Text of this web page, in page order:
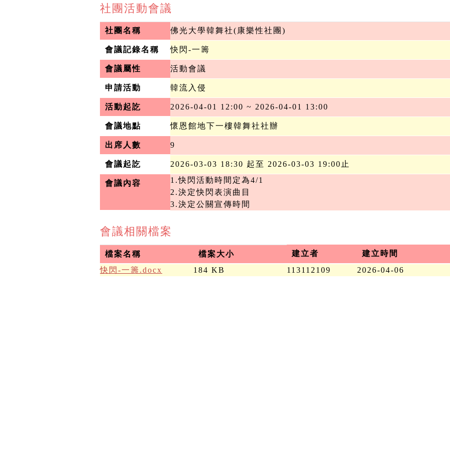
社團活動會議
社團名稱 佛光大學韓舞社(康樂性社團)
會議記錄名稱 快閃-一籌
會議屬性 活動會議
申請活動 韓流入侵
活動起訖 2026-04-01 12:00 ~ 2026-04-01 13:00
會議地點 懷恩館地下一樓韓舞社社辦
出席人數 9
會議起訖 2026-03-03 18:30 起至 2026-03-03 19:00止
會議內容
1.快閃活動時間定為4/1
2.決定快閃表演曲目
3.決定公關宣傳時間
會議相關檔案
檔案名稱 檔案大小 建立者
建立時間
快閃-一籌.docx
184 KB 113112109 2026-04-06